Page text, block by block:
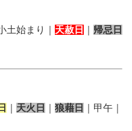
土始まり｜ 天赦日
帰忌日
天火日 狼藉日
｜甲午｜